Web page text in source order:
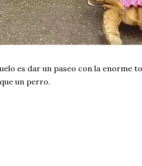
es dar un paseo con la enorme
un perro.